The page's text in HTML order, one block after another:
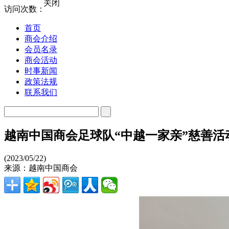
访问次数：
首页
商会介绍
会员名录
商会活动
时事新闻
政策法规
联系我们
越南中国商会足球队“中越一家亲”慈善活
(2023/05/22)
来源：越南中国商会
关闭